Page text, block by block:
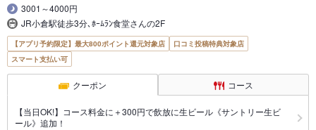
3001～4000円
JR小倉駅徒歩3分､ﾎｰﾑﾗﾝ食堂さんの2F
【アプリ予約限定】最大800ポイント還元対象店
口コミ投稿特典対象店
スマート支払い可
クーポン コース
【当日OK!】コース料金に＋300円で飲放に生ビール《サントリー生ビ
ール》追加！